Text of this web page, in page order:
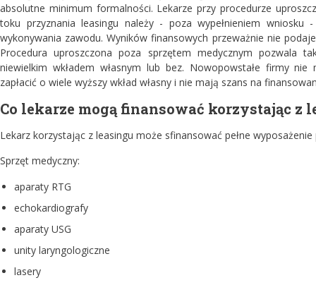
absolutne minimum formalności. Lekarze przy procedurze
toku przyznania leasingu należy - poza wypełnieniem
wykonywania zawodu. Wyników finansowych przeważnie nie
Procedura uproszczona poza sprzętem medycznym pozwala
niewielkim wkładem własnym lub bez. Nowopowstałe firmy
zapłacić o wiele wyższy wkład własny i nie mają szans na
Co lekarze mogą finansować korzystając z
Lekarz korzystając z leasingu może sfinansować pełne
Sprzęt medyczny:
aparaty RTG
echokardiografy
aparaty USG
unity laryngologiczne
lasery